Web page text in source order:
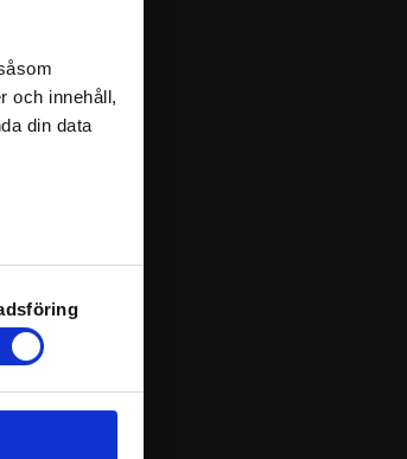
och innehåll,
din data
kan ändra
för
din enhet